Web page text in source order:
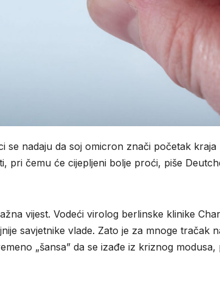
se nadaju da soj omicron znači početak kraja
pri čemu će cijepljeni bolje proći, piše
vijest. Vodeći virolog berlinske klinike
savjetnike vlade. Zato je za mnoge tračak
„šansa” da se izađe iz kriznog modusa,